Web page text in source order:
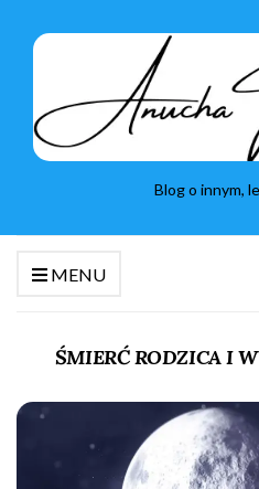
Blog o innym,
MENU
ŚMIERĆ RODZICA I